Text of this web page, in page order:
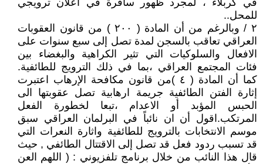
في كربلاء ، لمجرد ظهور سافرة في اعلان ترويجي
للمحل..
٢ / وبالرغم من أن المادة ( ٢٠٠ ) من قانون العقوبات
العراقي تعاقب بالسجن لمدة تصل إلى سبع سنوات على
الافعال والسلوكيات التي تثير الكراهية والبغضاء بين
فئات المجتمع العراقي ،بما في ذلك الترويج للطائفية.
كما أن المادة ( ٤ )من قانون مكافحة الإرهاب اعتبرت
إثارة الفتن الطائفية جريمة ارهابية تصل عقوبتها الى
الحبس المؤبد أو الاعدام ،تبعا لخطورة الفعل
المرتكب.اقول أن ان نائباً في البرلمان العراقي سبق
موسم الانتخابات بالترويج للطائفية واثارة النعرات التي
قد تسبب ردود فعل قد تصل إلى الاقتتال الطائفي , حيث
قال هذا النائب من خلال برنامج تلفزيوني : ( اللهم العن